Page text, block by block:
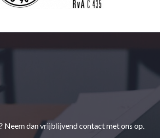
Neem dan vrijblijvend contact met ons op.